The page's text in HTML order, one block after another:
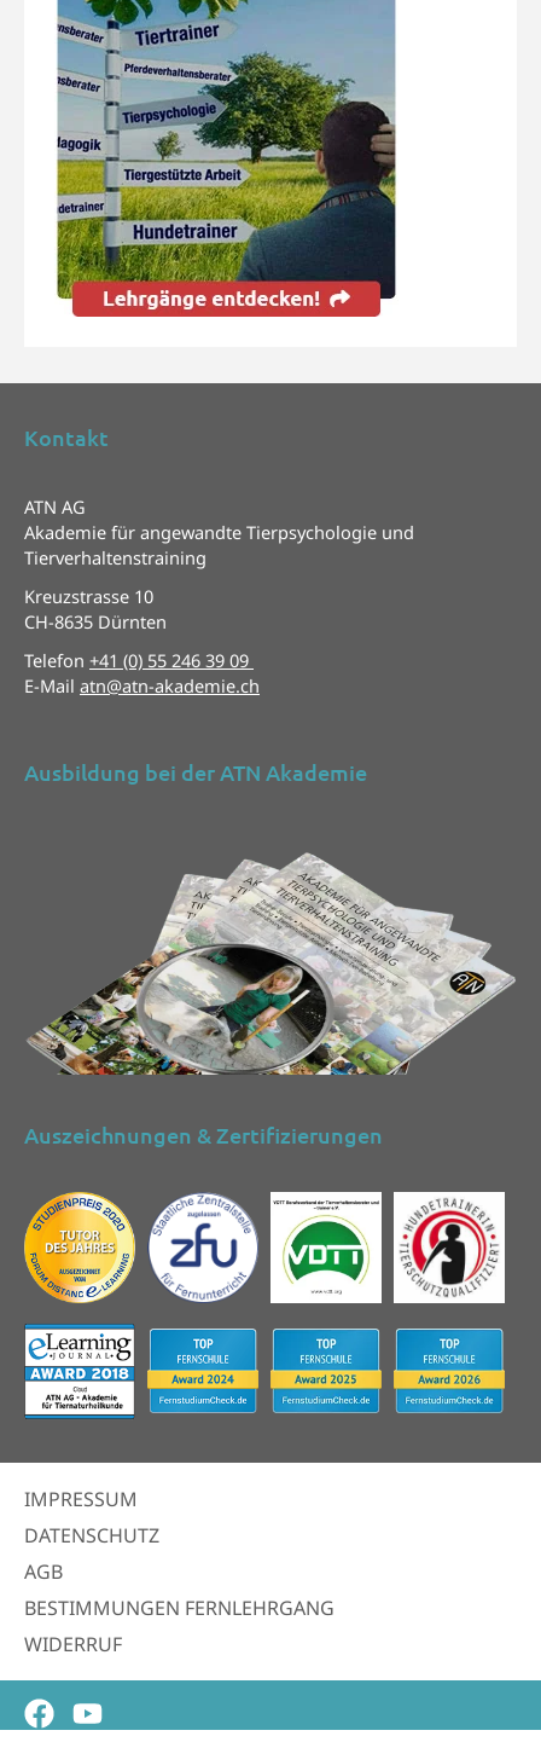
Kontakt
ATN AG
Akademie für angewandte Tierpsychologie und
Tierverhaltenstraining
Kreuzstrasse 10
CH-8635 Dürnten
Telefon +41 (0) 55 246 39 09
E-Mail atn@atn-akademie.ch
Ausbildung bei der ATN Akademie
Auszeichnungen & Zertifizierungen
IMPRESSUM
DATENSCHUTZ
AGB
BESTIMMUNGEN FERNLEHRGANG
WIDERRUF
Facebook
Youtube